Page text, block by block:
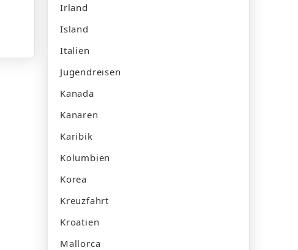
Irland
Island
Italien
Jugendreisen
Kanada
Kanaren
Karibik
Kolumbien
Korea
Kreuzfahrt
Kroatien
Mallorca